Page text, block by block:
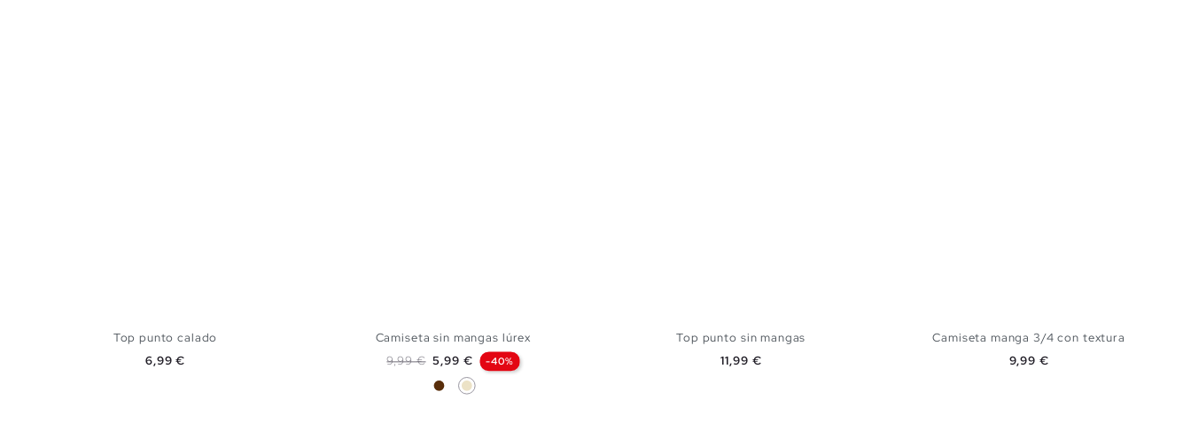
Top punto calado
Precio
6,99 €
AÑADIR A MI CESTA
Camiseta sin mangas lúrex
Precio base
9,99 € Precio
5,99 € -40%
Chocolate
Arena
Top punto sin mangas
Precio
11,99 €
Camiseta manga 3/4 con textura
Precio
9,99 €